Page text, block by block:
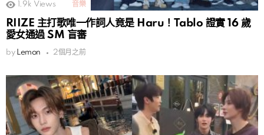
1.9k Views 音樂
RIIZE 主打歌唯一作詞人竟是 Haru！Tablo 證實 16 歲
愛女通過 SM 盲審
by Lemon 2個月之前